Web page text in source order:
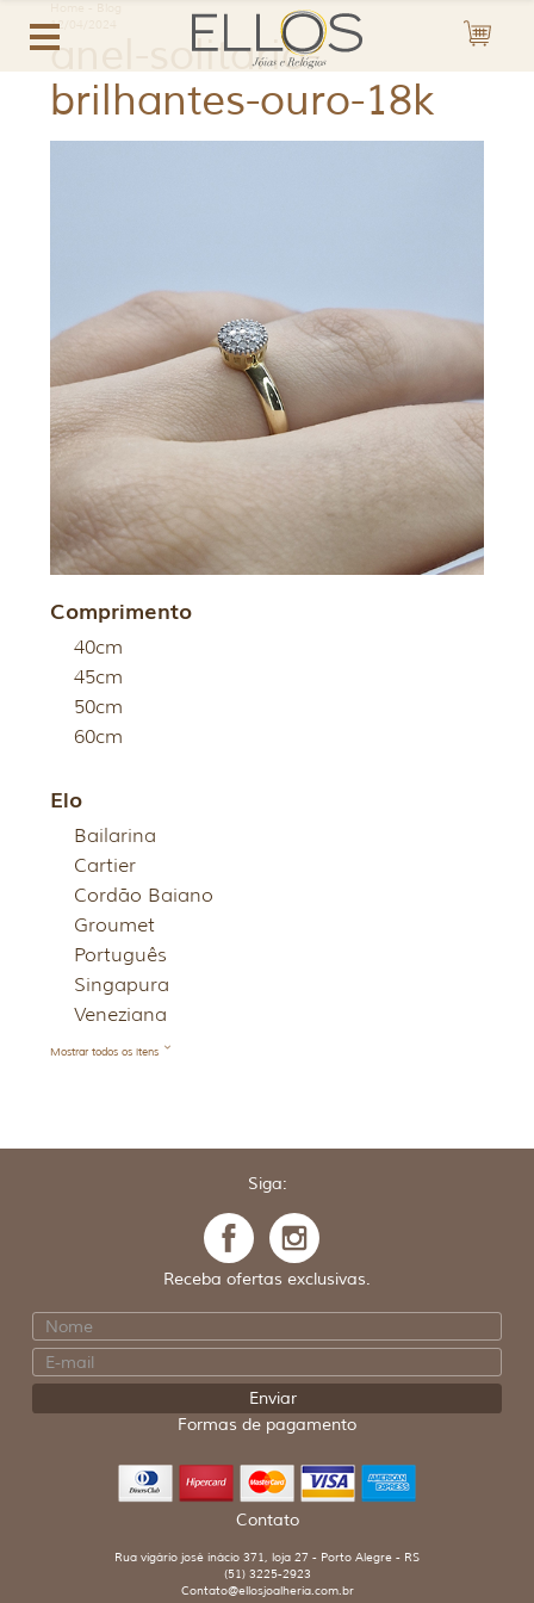
12/04/2024
anel-solitario-
brilhantes-ouro-18k
Comprimento
40cm
45cm
50cm
60cm
Elo
Bailarina
Cartier
Cordão Baiano
Groumet
Português
Singapura
Veneziana
Mostrar todos os itens
Siga:
Receba ofertas exclusivas.
Formas de pagamento
Contato
Rua vigário josé inácio 371, loja 27 - Porto Alegre - RS
(51) 3225-2923
Contato@ellosjoalheria.com.br